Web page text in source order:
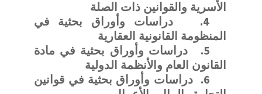
الأسرية والقوانين ذات الصلة
4.
دراسات وأوراق بحثية في
المنظومة القانونية العقارية
5.
دراسات وأوراق بحثية في مادة
القانون العام والأنظمة الدولية
6.
دراسات وأوراق بحثية في قوانين